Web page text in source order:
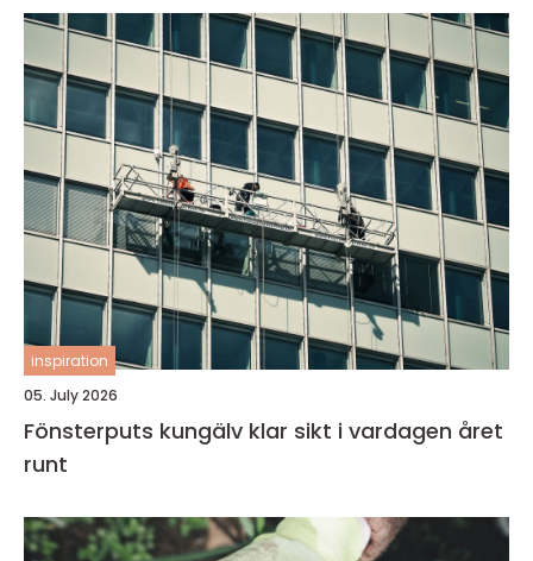
inspiration
05. July 2026
Fönsterputs kungälv klar sikt i vardagen året
runt